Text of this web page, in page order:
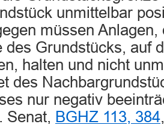
unmittelbar
müssen
des Grundstücks, auf
halten und nicht
des
nur negativ
Senat, BGHZ 113, 384